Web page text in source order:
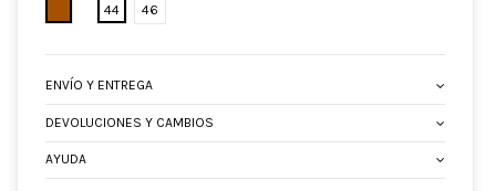
MARRON44
46
ENVÍO Y ENTREGA
DEVOLUCIONES Y CAMBIOS
AYUDA